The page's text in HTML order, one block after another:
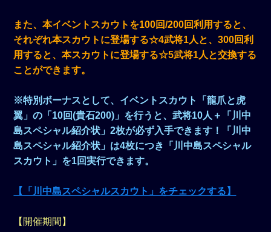
また、本イベントスカウトを100回/200回利用すると、
それぞれ本スカウトに登場する☆4武将1人と、300回利
用すると、本スカウトに登場する☆5武将1人と交換する
ことができます。
※特別ボーナスとして、イベントスカウト「龍爪と虎
翼」の「10回(貴石200)」を行うと、武将10人＋「川中
島スペシャル紹介状」2枚が必ず入手できます！「川中
島スペシャル紹介状」は4枚につき「川中島スペシャル
スカウト」を1回実行できます。
【「川中島スペシャルスカウト」をチェックする】
【開催期間】